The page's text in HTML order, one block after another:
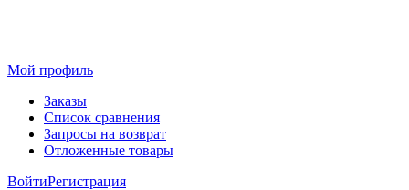
Мой профиль
Заказы
Список сравнения
Запросы на возврат
Отложенные товары
ВойтиРегистрация